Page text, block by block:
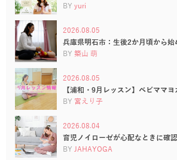
BY yuri
2026.08.05
兵庫県明石市：生後2か月頃から
BY 築山 萌
2026.08.05
【浦和・9月レッスン】ベビママ
BY 宮えり子
2026.08.04
育児ノイローゼが心配なときに確
BY JAHAYOGA